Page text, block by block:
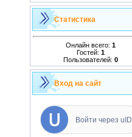
Статистика
Онлайн всего: 1
Гостей: 1
Пользователей: 0
Вход на сайт
Войти через uID